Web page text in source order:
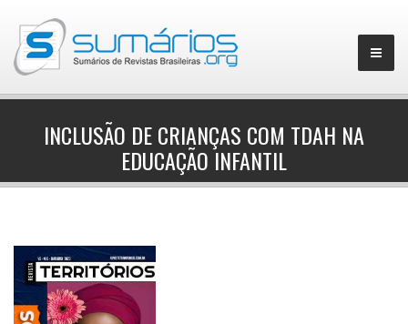
INCLUSÃO DE CRIANÇAS COM TDAH NA
EDUCAÇÃO INFANTIL